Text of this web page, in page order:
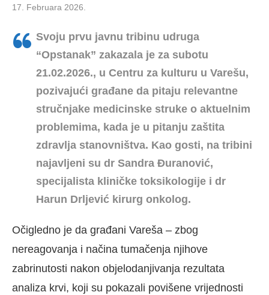
17. Februara 2026.
Svoju prvu javnu tribinu udruga
“Opstanak” zakazala je za subotu
21.02.2026., u Centru za kulturu u Varešu,
pozivajući građane da pitaju relevantne
stručnjake medicinske struke o aktuelnim
problemima, kada je u pitanju zaštita
zdravlja stanovništva. Kao gosti, na tribini
najavljeni su dr Sandra Đuranović,
specijalista kliničke toksikologije i dr
Harun Drljević kirurg onkolog.
Očigledno je da građani Vareša – zbog
nereagovanja i načina tumačenja njihove
zabrinutosti nakon objelodanjivanja rezultata
analiza krvi, koji su pokazali povišene vrijednosti